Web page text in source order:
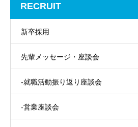
RECRUIT
新卒採用
先輩メッセージ・座談会
-就職活動振り返り座談会
-営業座談会